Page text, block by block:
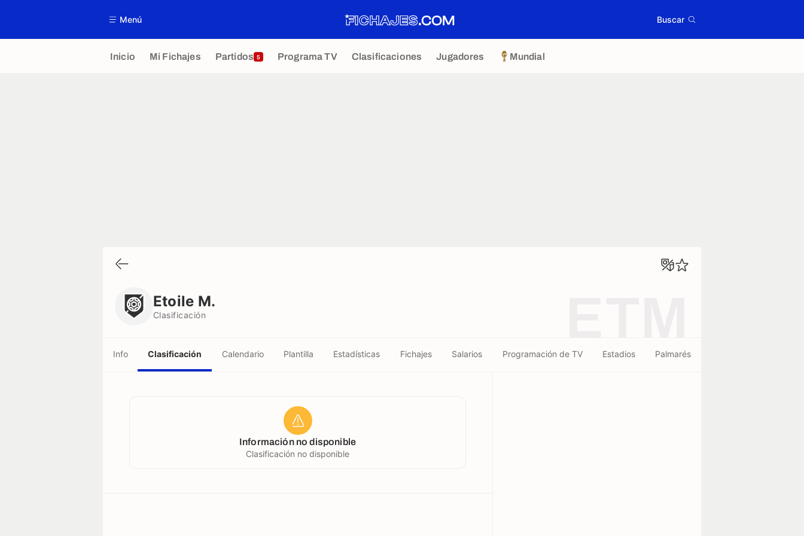
Menú Buscar
Inicio Mi Fichajes Partidos 5 Programa TV Clasificaciones Jugadores Mundial
Etoile M.
Clasificación
Info Clasificación Calendario Plantilla Estadísticas Fichajes Salarios Programación de TV Estadios Palmarés
Información no disponible
Clasificación no disponible